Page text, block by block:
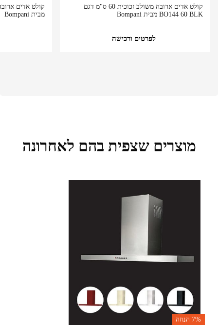
קולט אדים ארובה משולב זכוכית 60 ס"מ דגם
BO144 60 BLK מבית Bompani
לפרטים ורכישה
מבית Bompani
מוצרים שצפית בהם לאחרונה
7% הנחה